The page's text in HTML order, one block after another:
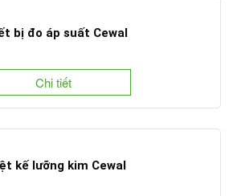
bị đo áp suất Cewal
Chi tiết
kế lưỡng kim Cewal